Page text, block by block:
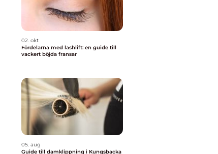
02. okt
Fördelarna med lashlift: en guide till
vackert böjda fransar
05. aug
Guide till damklippning i Kungsbacka